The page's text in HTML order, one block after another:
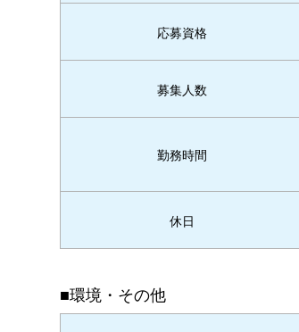
応募資格
募集人数
勤務時間
休日
■環境・その他